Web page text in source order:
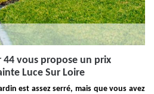
44 vous propose un prix
Luce Sur Loire
est assez serré, mais que vous avez